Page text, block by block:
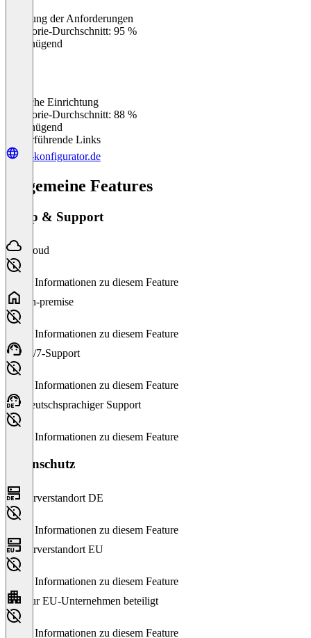
Erfüllung der Anforderungen
Kategorie-Durchschnitt: 95 %
Ungenügend
Einfache Einrichtung
Kategorie-Durchschnitt: 88 %
Ungenügend
Weiterführende Links
3d-konfigurator.de
Allgemeine Features
Setup & Support
Cloud
Keine Informationen zu diesem Feature
On-premise
Keine Informationen zu diesem Feature
24/7-Support
Keine Informationen zu diesem Feature
Deutschsprachiger Support
Keine Informationen zu diesem Feature
Datenschutz
Serverstandort DE
Keine Informationen zu diesem Feature
Serverstandort EU
Keine Informationen zu diesem Feature
Nur EU-Unternehmen beteiligt
Keine Informationen zu diesem Feature